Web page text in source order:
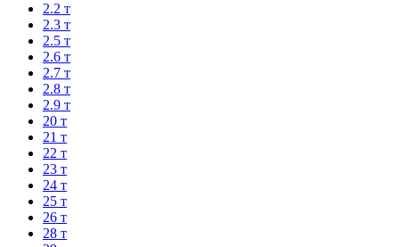
2.2 т
2.3 т
2.5 т
2.6 т
2.7 т
2.8 т
2.9 т
20 т
21 т
22 т
23 т
24 т
25 т
26 т
28 т